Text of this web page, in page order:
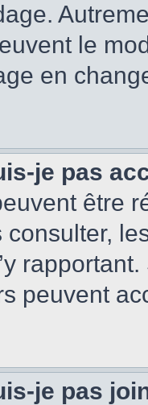
le
en
je pas
être
peuvent
je pas